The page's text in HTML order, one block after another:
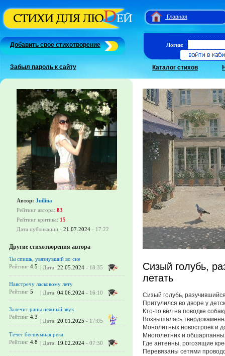
Главная
Добавить свое стихотворение
Забыл пароль к сайту
Логин:
Каталог стихов
Автор: Juilina
Рейтинг автора: 83
Рейтинг критика: 15
Дата публикации - 21.07.2024 - 17:22
Другие стихотворения автора
Ты спишь, увязнувший во сне
Рейтинг 4.5 | Дата: 22.05.2024 - 18:35
Навстречу ласковому лету
Рейтинг 5 | Дата: 04.06.2024 - 16:10
Залечит раны нежный звук
Рейтинг 4.3
| Дата: 20.01.2025 - 17:05
Течёт бесшумная река
Рейтинг 4.8 | Дата: 19.02.2024 - 07:30
Сизый голубь,
летать
Сизый голубь,
Притулился во дворе у
Кто-то вёл на поводке
Возвышалась
Монолитных новостроек и
Многолетних и
Где антенны, рогозящие
Перевязаны сетями